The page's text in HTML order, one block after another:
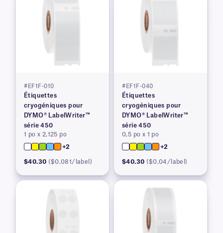
#EF1F-010
Étiquettes
cryogéniques pour
DYMO® LabelWriter™
série 450
1 po x 2,125 po
+2
$40.30 ($0.081/label)
#EF1F-040
Étiquettes
cryogéniques pour
DYMO® LabelWriter™
série 450
0,5 po x 1 po
+2
$40.30 ($0.04/label)